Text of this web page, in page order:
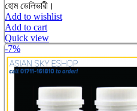
হোম ডেলিভারী।
Add to wishlist
Add to cart
Quick view
-7%